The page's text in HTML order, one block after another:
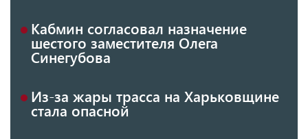
Кабмин согласовал назначение
шестого заместителя Олега
Синегубова
Из-за жары трасса на Харьковщине
стала опасной